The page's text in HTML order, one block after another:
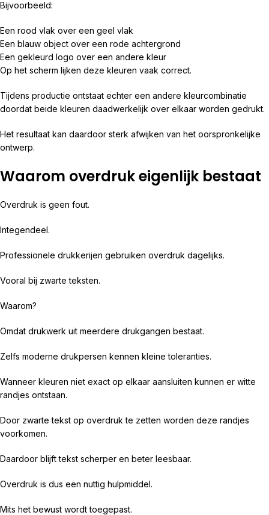
Bijvoorbeeld:
Een rood vlak over een geel vlak
Een blauw object over een rode achtergrond
Een gekleurd logo over een andere kleur
Op het scherm lijken deze kleuren vaak correct.
Tijdens productie ontstaat echter een andere kleurcombinatie
doordat beide kleuren daadwerkelijk over elkaar worden gedrukt.
Het resultaat kan daardoor sterk afwijken van het oorspronkelijke
ontwerp.
Waarom overdruk eigenlijk bestaat
Overdruk is geen fout.
Integendeel.
Professionele drukkerijen gebruiken overdruk dagelijks.
Vooral bij zwarte teksten.
Waarom?
Omdat drukwerk uit meerdere drukgangen bestaat.
Zelfs moderne drukpersen kennen kleine toleranties.
Wanneer kleuren niet exact op elkaar aansluiten kunnen er witte
randjes ontstaan.
Door zwarte tekst op overdruk te zetten worden deze randjes
voorkomen.
Daardoor blijft tekst scherper en beter leesbaar.
Overdruk is dus een nuttig hulpmiddel.
Mits het bewust wordt toegepast.